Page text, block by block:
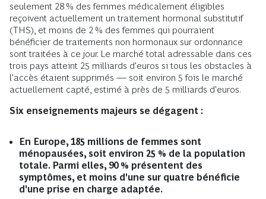
seulement 28 % des femmes médicalement éligibles
reçoivent actuellement un traitement hormonal substitutif
(THS), et moins de 2 % des femmes qui pourraient
bénéficier de traitements non hormonaux sur ordonnance
sont traitées à ce jour. Le marché total adressable dans ces
trois pays atteint 25 milliards d'euros si tous les obstacles à
l'accès étaient supprimés — soit environ 5 fois le marché
actuellement capté, estimé à près de 5 milliards d'euros.
Six enseignements majeurs se dégagent :
En Europe, 185 millions de femmes sont
ménopausées, soit environ 25 % de la population
totale. Parmi elles, 90 % présentent des
symptômes, et moins d'une sur quatre bénéficie
d'une prise en charge adaptée.